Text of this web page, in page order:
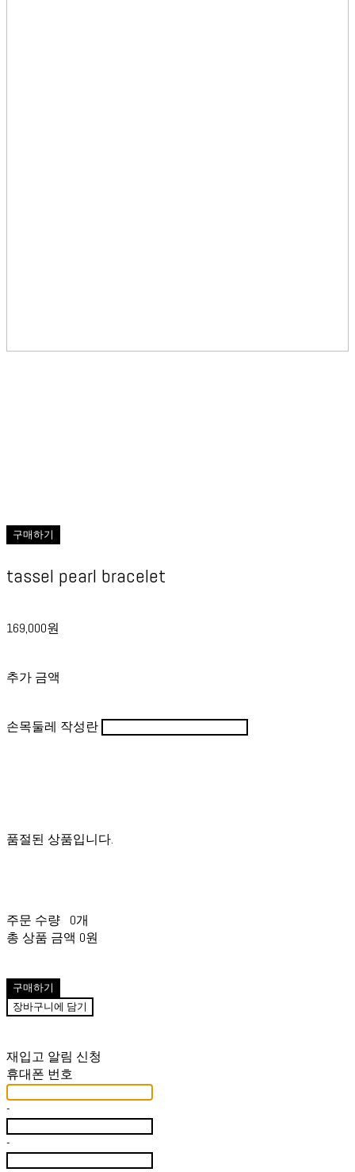
구매하기
tassel pearl bracelet
169,000원
추가 금액
손목둘레 작성란
품절된 상품입니다.
주문 수량
0개
총 상품 금액 0원
구매하기
장바구니에 담기
재입고 알림 신청
휴대폰 번호
-
-